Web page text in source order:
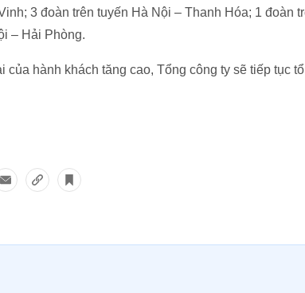
3 đoàn trên tuyến Hà Nội – Thanh Hóa; 1 đoàn
– Hải Phòng.
của hành khách tăng cao, Tổng công ty sẽ tiếp tục